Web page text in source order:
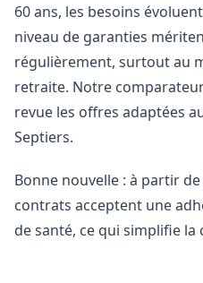
60 ans, les besoins
niveau de garanties
régulièrement, surtout au
retraite. Notre
revue les offres adaptées
Septiers.
Bonne nouvelle : à partir
contrats acceptent une
de santé, ce qui simplifie la